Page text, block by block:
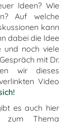
Ideen? Wie
Auf welche
kann
dabei die Idee
und noch viele
mit Dr.
wir dieses
Video
es auch hier
zum Thema